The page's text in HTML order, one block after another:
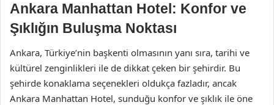
Ankara Manhattan Hotel: Konfor ve
Şıklığın Buluşma Noktası
Ankara, Türkiye’nin başkenti olmasının yanı sıra, tarihi ve
kültürel zenginlikleri ile de dikkat çeken bir şehirdir. Bu
şehirde konaklama seçenekleri oldukça fazladır, ancak
Ankara Manhattan Hotel, sunduğu konfor ve şıklık ile öne